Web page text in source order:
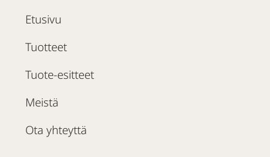
Etusivu
Tuotteet
Tuote-esitteet
Meistä
Ota yhteyttä